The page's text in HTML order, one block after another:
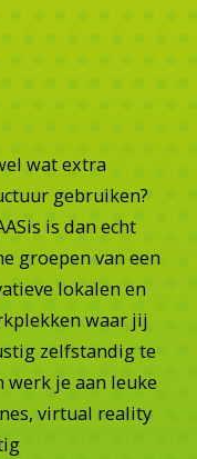
wat extra
gebruiken?
is dan echt
groepen van een
lokalen en
waar jij
zelfstandig te
werk je aan leuke
virtual reality